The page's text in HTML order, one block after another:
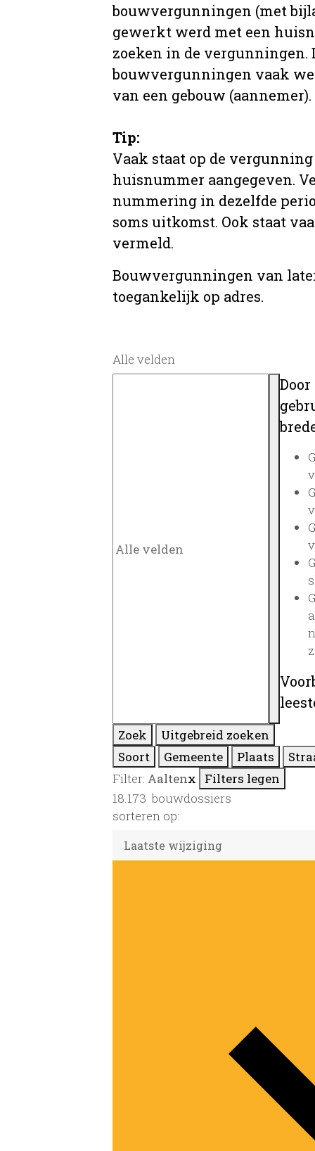
bouwvergunningen (met
gewerkt werd met een
zoeken in de vergunningen.
bouwvergunningen vaak
van een gebouw (aannemer).
Tip:
Vaak staat op de
huisnummer aangegeven.
nummering in dezelfde
soms uitkomst. Ook staat
vermeld.
Bouwvergunningen van
toegankelijk op adres.
Alle velden
Zoek
Uitgebreid zoeken
Soort
Gemeente Plaats
Filter: Aaltenx
Filters legen
18.173 bouwdossiers
sorteren op: